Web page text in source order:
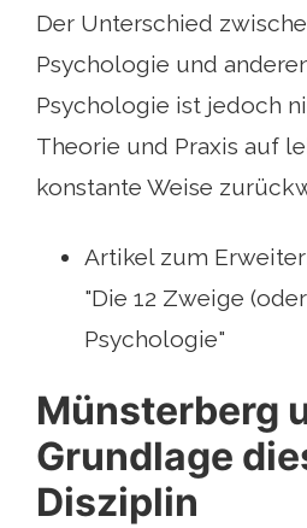
Der Unterschied
Psychologie und
Psychologie ist jedoch
Theorie und Praxis auf
konstante Weise
Artikel zum
"Die 12 Zweige
Psychologie"
Münsterberg
Grundlage
Disziplin